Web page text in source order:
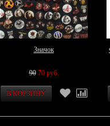
Значок
90 70 руб.